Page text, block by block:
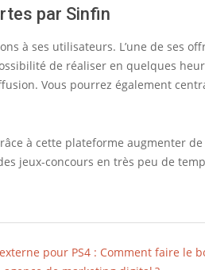
par Sinfin
à ses utilisateurs. L’une de ses
de réaliser en quelques
Vous pourrez également
à cette plateforme augmenter
jeux-concours en très peu de
pour PS4 : Comment faire le